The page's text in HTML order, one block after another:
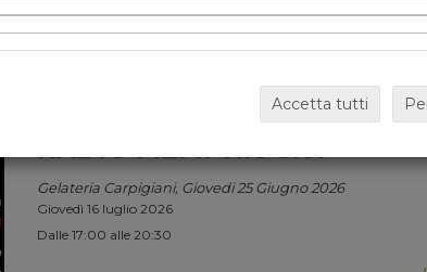
HAPPY HOUR GRECO CON
RADIO MEMPHIS 3.0.
Gelateria Carpigiani, Giovedi 25 Giugno 2026
Giovedì 16 luglio 2026
Dalle 17:00 alle 20:30
Accetta tutti